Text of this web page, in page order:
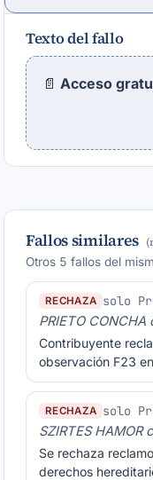
Texto del fallo
📄 Acceso
Fallos similares
Otros 5 fallos del
RECHAZA solo
PRIETO CONCHA
Contribuyente
observación F23
RECHAZA solo
SZIRTES HAMOR
Se rechaza
derechos